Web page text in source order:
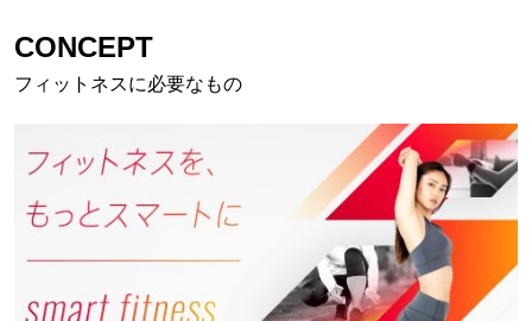
CONCEPT
フィットネスに必要なもの